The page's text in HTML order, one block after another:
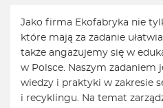
Jako firma Ekofabryka nie
które mają za zadanie
także angażujemy się w
w Polsce. Naszym zadaniem
wiedzy i praktyki w zakresie
i recyklingu. Na temat